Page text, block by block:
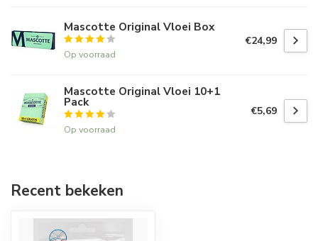
Mascotte Original Vloei Box
Op voorraad
€24,99
Mascotte Original Vloei 10+1
Pack
Op voorraad
€5,69
Recent bekeken